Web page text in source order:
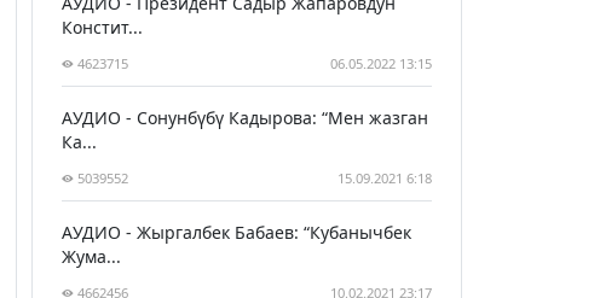
Констит...
4623715 06.05.2022 13:15
АУДИО - Сонунбүбү Кадырова: “Мен жазган
Ка...
5039552 15.09.2021 6:18
АУДИО - Жыргалбек Бабаев: “Кубанычбек
Жума...
4662456 10.02.2021 23:17